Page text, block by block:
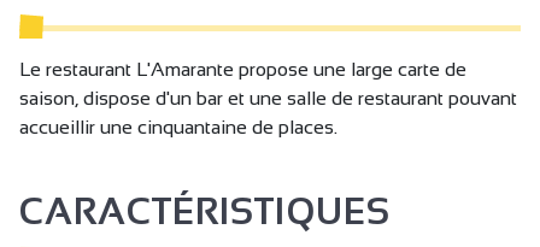
Le restaurant L'Amarante propose une large carte de
saison, dispose d'un bar et une salle de restaurant pouvant
accueillir une cinquantaine de places.
CARACTÉRISTIQUES